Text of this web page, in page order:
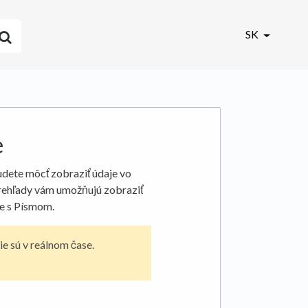
SK
môcť zobraziť údaje vo
vám umožňujú zobraziť
s Písmom.
sú v reálnom čase.